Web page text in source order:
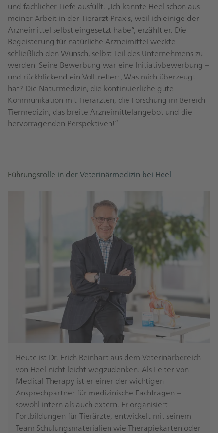
und fachlicher Tiefe ausfüllt. „Ich kannte Heel schon aus
meiner Arbeit in der Tierarzt-Praxis, weil ich einige der
Arzneimittel selbst eingesetzt habe“, erzählt er. Die
Begeisterung für natürliche Arzneimittel weckte
schließlich den Wunsch, selbst Teil des Unternehmens zu
werden. Seine Bewerbung war eine Initiativbewerbung –
und rückblickend ein Volltreffer: „Was mich überzeugt
hat? Die Naturmedizin, die kontinuierliche gute
Kommunikation mit Tierärzten, die Forschung im Bereich
Tiermedizin, das breite Arzneimittelangebot und die
hervorragenden Perspektiven!“
Führungsrolle in der Veterinärmedizin bei Heel
Heute ist Dr. Erich Reinhart aus dem Veterinärbereich
von Heel nicht leicht wegzudenken. Als Leiter von
Medical Therapy ist er einer der wichtigen
Ansprechpartner für medizinische Fachfragen –
sowohl intern als auch extern. Er organisiert
Fortbildungen für Tierärzte, entwickelt mit seinem
Team Schulungsmaterialien wie Therapiekarten oder